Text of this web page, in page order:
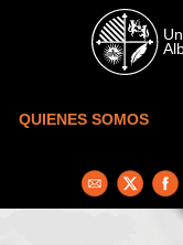
Skip to main content
QUIENES SOMOS